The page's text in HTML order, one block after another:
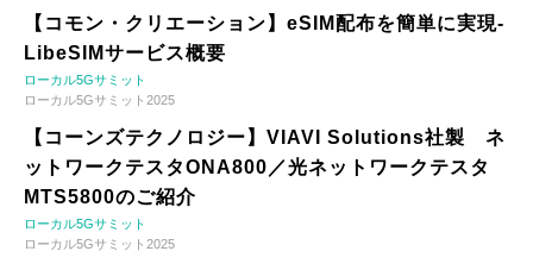
【コモン・クリエーション】eSIM配布を簡単に実現-
LibeSIMサービス概要
ローカル5Gサミット
ローカル5Gサミット2025
【コーンズテクノロジー】VIAVI Solutions社製 ネ
ットワークテスタONA800／光ネットワークテスタ
MTS5800のご紹介
ローカル5Gサミット
ローカル5Gサミット2025